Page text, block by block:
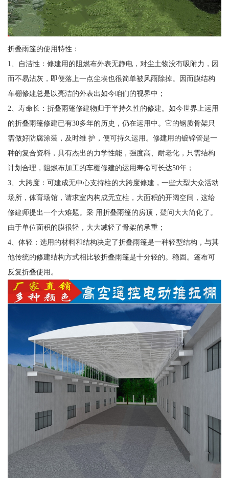
折叠雨篷的使用特性：
1、自洁性：修建用的阻燃布外表无静电，对尘土物没有吸附力，因
而不易沾灰，即便落上一点尘埃也很简单被风雨除掉。因而膜结构
车棚修建总是以亮洁的外表出如今咱们的视界中；
2、寿命长：折叠雨篷修建物归于半持久性的修建。如今世界上运用
的折叠雨篷修建已有30多年的历史，仍在运用中。它的钢质骨架只
需做好防腐涂装，及时维 护，便可持久运用。修建用的镀锌管是一
种的复合资料，具有杰出的力学性能，强度高、耐老化，只需结构
计划合理，阻燃布加工的车棚修建的运用寿命可长达50年；
3、大跨度：可建成无中心支持柱的大跨度修建，一些大型大众活动
场所，体育场馆，请求室内构成无立柱，大面积的开阔空间，这给
修建师提出一个大难题。采 用折叠雨篷的房顶，疑问大大简化了。
由于单位面积的膜很轻，大大减轻了骨架的承重；
4、体轻：选用的材料和结构决定了折叠雨篷是一种轻型结构，与其
他传统的修建结构方式相比较折叠雨篷是十分轻的。稳固。篷布可
反复折叠使用。